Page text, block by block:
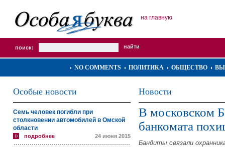
на главную
поиск:
NO COMMENTS ПОЛИТИКА ОБЩЕСТВО
Особые новости
Семь человек погибли при
столкновении автомобилей в Омской
области
подробнее 24 июня 2015
Новости
В московском
банкомата
Бандиты связали